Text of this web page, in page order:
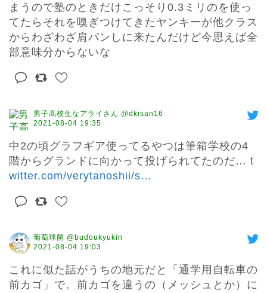
まうので塾のときだけこっそり0.3ミリのを使っ
てたらそれを嗅ぎつけてきたヤンキーが他クラス
からわざわざ肩パンしに来たんだけど今思えば全
部意味分からないな
男子高校生なアライさん @dkisan16
2021-08-04 19:35
中2の頃グラフギア使ってるやつは筆箱学校の4
階からグランドに向かって投げられてたのだ… t
witter.com/verytanoshii/s…
葡萄球菌 @budoukyukin
2021-08-04 19:03
これに似た話がうちの地元だと「通学用自転車の
前カゴ」で。前カゴを違うの（メッシュとか）に